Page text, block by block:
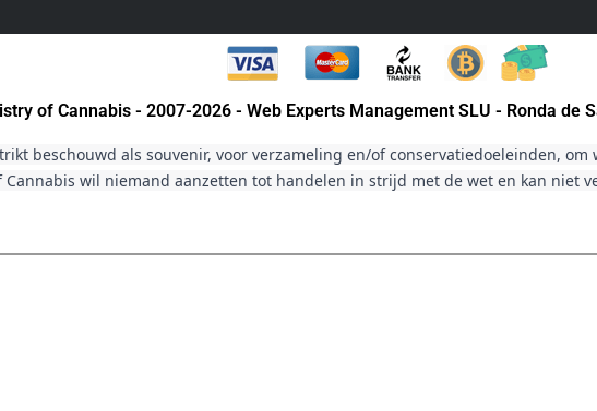
of Cannabis - 2007-2026 - Web Experts Management SLU - Ronda de
beschouwd als souvenir, voor verzameling en/of conservatiedoeleinden,
wil niemand aanzetten tot handelen in strijd met de wet en kan niet